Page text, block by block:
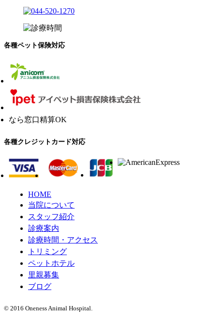
各種ペット保険対応
なら窓口精算OK
各種クレジットカード対応
HOME
当院について
スタッフ紹介
診療案内
診療時間・アクセス
トリミング
ペットホテル
里親募集
ブログ
© 2016 Oneness Animal Hospital.